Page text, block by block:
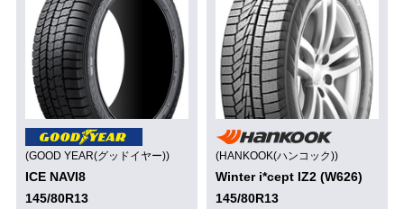
(GOOD YEAR(グッドイヤー))
ICE NAVI8
145/80R13
(HANKOOK(ハンコック))
Winter i*cept IZ2 (W626)
145/80R13